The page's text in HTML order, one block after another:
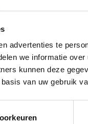
advertenties te
we informatie
kunnen deze
van uw gebruik